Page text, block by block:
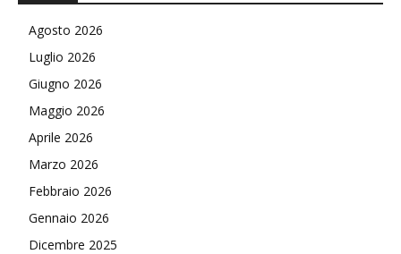
Agosto 2026
Luglio 2026
Giugno 2026
Maggio 2026
Aprile 2026
Marzo 2026
Febbraio 2026
Gennaio 2026
Dicembre 2025